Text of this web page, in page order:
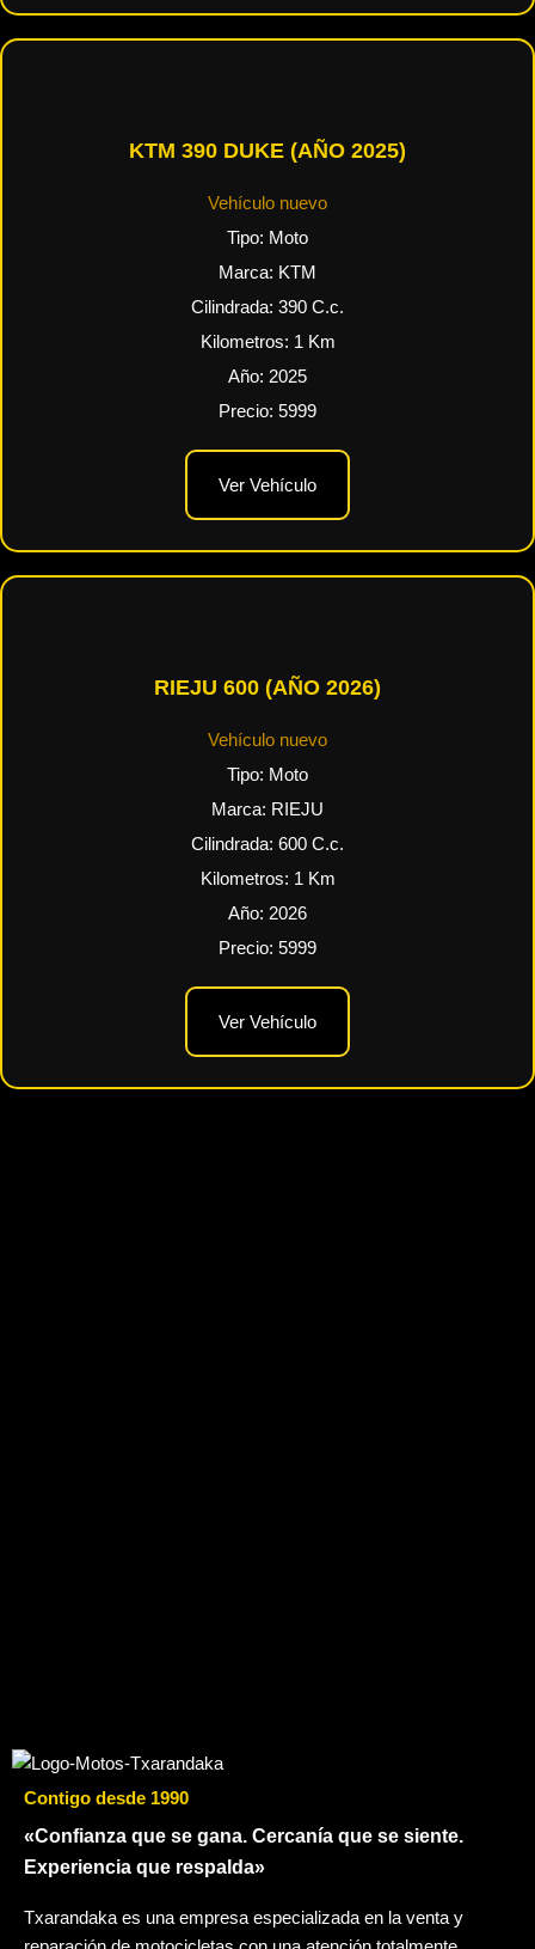
KTM 390 DUKE (AÑO 2025)
Vehículo nuevo
Tipo: Moto
Marca: KTM
Cilindrada: 390 C.c.
Kilometros: 1 Km
Año: 2025
Precio: 5999
Ver Vehículo
RIEJU 600 (AÑO 2026)
Vehículo nuevo
Tipo: Moto
Marca: RIEJU
Cilindrada: 600 C.c.
Kilometros: 1 Km
Año: 2026
Precio: 5999
Ver Vehículo
Contigo desde 1990
«Confianza que se gana. Cercanía que se siente.
Experiencia que respalda»
Txarandaka es una empresa especializada en la venta y